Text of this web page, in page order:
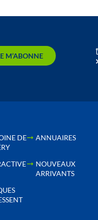
M’ABONNE
DE
ANNUAIRES
NOUVEAUX
ARRIVANTS